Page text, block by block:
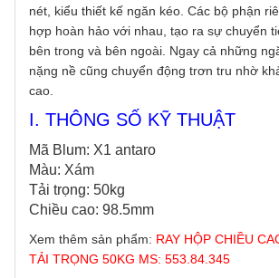
nét, kiểu thiết kế ngăn kéo. Các bộ phận
hợp hoàn hảo với nhau, tạo ra sự chuyển
bên trong và bên ngoài. Ngay cả những
nặng nề cũng chuyển động trơn tru nhờ
cao.
I. THÔNG SỐ KỸ THUẬT
Mã Blum: X1 antaro
Màu: Xám
Tải trọng: 50kg
Chiều cao: 98.5mm
Xem thêm sản phẩm: RAY HỘP CHIỀU
TẢI TRỌNG 50KG MS: 553.84.345